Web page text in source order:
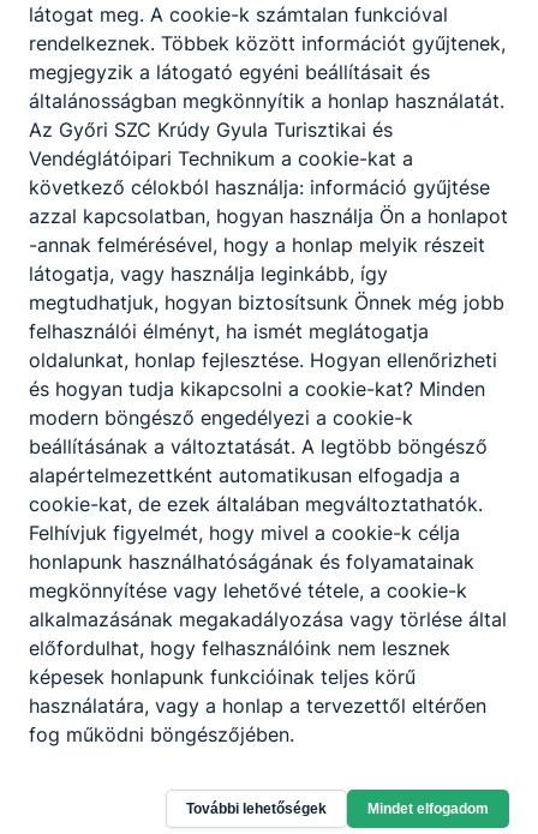
Partnereink
Győri SZC Krúdy Gyula Turisztikai és
látogat meg. A cookie-k számtalan funkcióval
rendelkeznek. Többek között információt gyűjtenek,
megjegyzik a látogató egyéni beállításait és
általánosságban megkönnyítik a honlap használatát.
Az Győri SZC Krúdy Gyula Turisztikai és
Vendéglátóipari Technikum a cookie-kat a
következő célokból használja: információ gyűjtése
azzal kapcsolatban, hogyan használja Ön a honlapot
-annak felmérésével, hogy a honlap melyik részeit
látogatja, vagy használja leginkább, így
megtudhatjuk, hogyan biztosítsunk Önnek még jobb
felhasználói élményt, ha ismét meglátogatja
oldalunkat, honlap fejlesztése. Hogyan ellenőrizheti
és hogyan tudja kikapcsolni a cookie-kat? Minden
modern böngésző engedélyezi a cookie-k
beállításának a változtatását. A legtöbb böngésző
alapértelmezettként automatikusan elfogadja a
cookie-kat, de ezek általában megváltoztathatók.
Felhívjuk figyelmét, hogy mivel a cookie-k célja
honlapunk használhatóságának és folyamatainak
megkönnyítése vagy lehetővé tétele, a cookie-k
alkalmazásának megakadályozása vagy törlése által
előfordulhat, hogy felhasználóink nem lesznek
képesek honlapunk funkcióinak teljes körű
használatára, vagy a honlap a tervezettől eltérően
fog működni böngészőjében.
További lehetőségek Mindet elfogadom